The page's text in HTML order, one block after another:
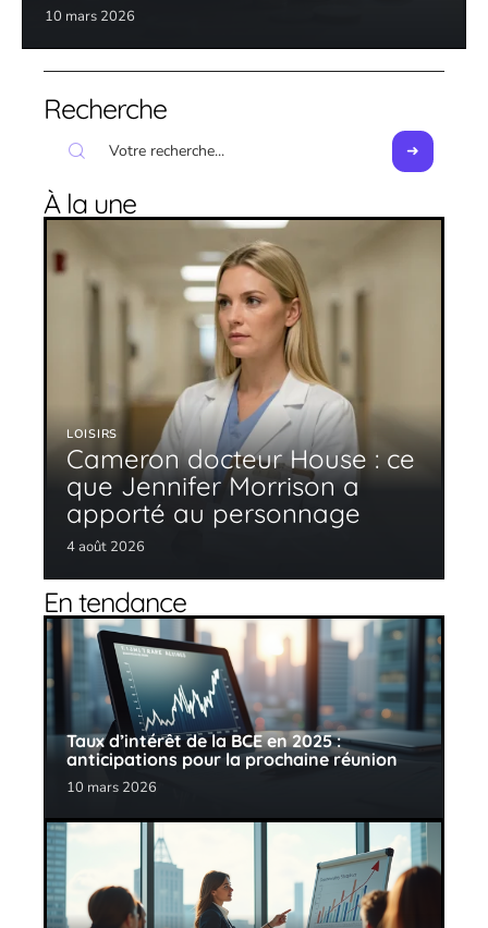
10 mars 2026
Recherche
À la une
LOISIRS
Cameron docteur House : ce
que Jennifer Morrison a
apporté au personnage
4 août 2026
En tendance
Taux d’intérêt de la BCE en 2025 :
anticipations pour la prochaine réunion
10 mars 2026